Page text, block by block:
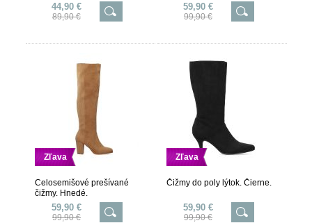
44,90 €
89,90 €
59,90 €
99,90 €
Zľava
Celosemišové prešívané
čižmy. Hnedé.
59,90 €
99,90 €
Zľava
Čižmy do poly lýtok. Čierne.
59,90 €
99,90 €